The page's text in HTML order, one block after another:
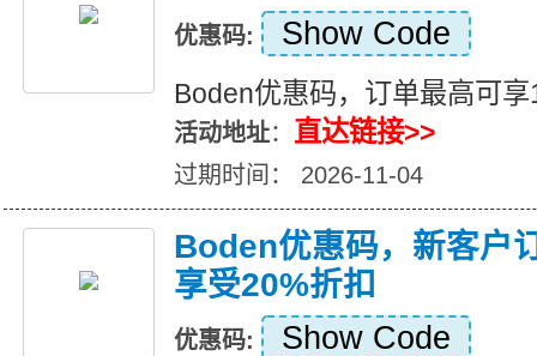
优惠码: Show Code
Boden优惠码，订单最高可
活动地址： 直达链接>>
过期时间： 2026-11-04
Boden优惠码，新客户
享受20%折扣
优惠码: Show Code